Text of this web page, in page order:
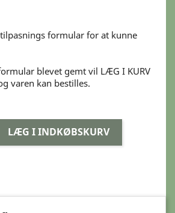
formular for at kunne
blevet gemt vil LÆG I KURV
varen kan bestilles.
LÆG I INDKØBSKURV